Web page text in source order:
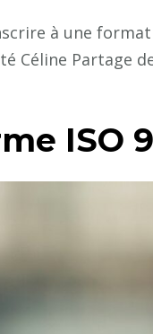
à une
Céline Partage
ISO